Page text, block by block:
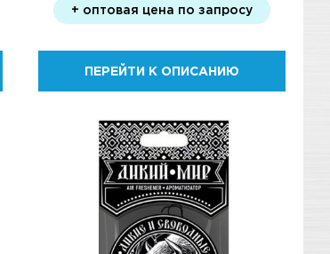
+ оптовая цена по запросу
ПЕРЕЙТИ К ОПИСАНИЮ